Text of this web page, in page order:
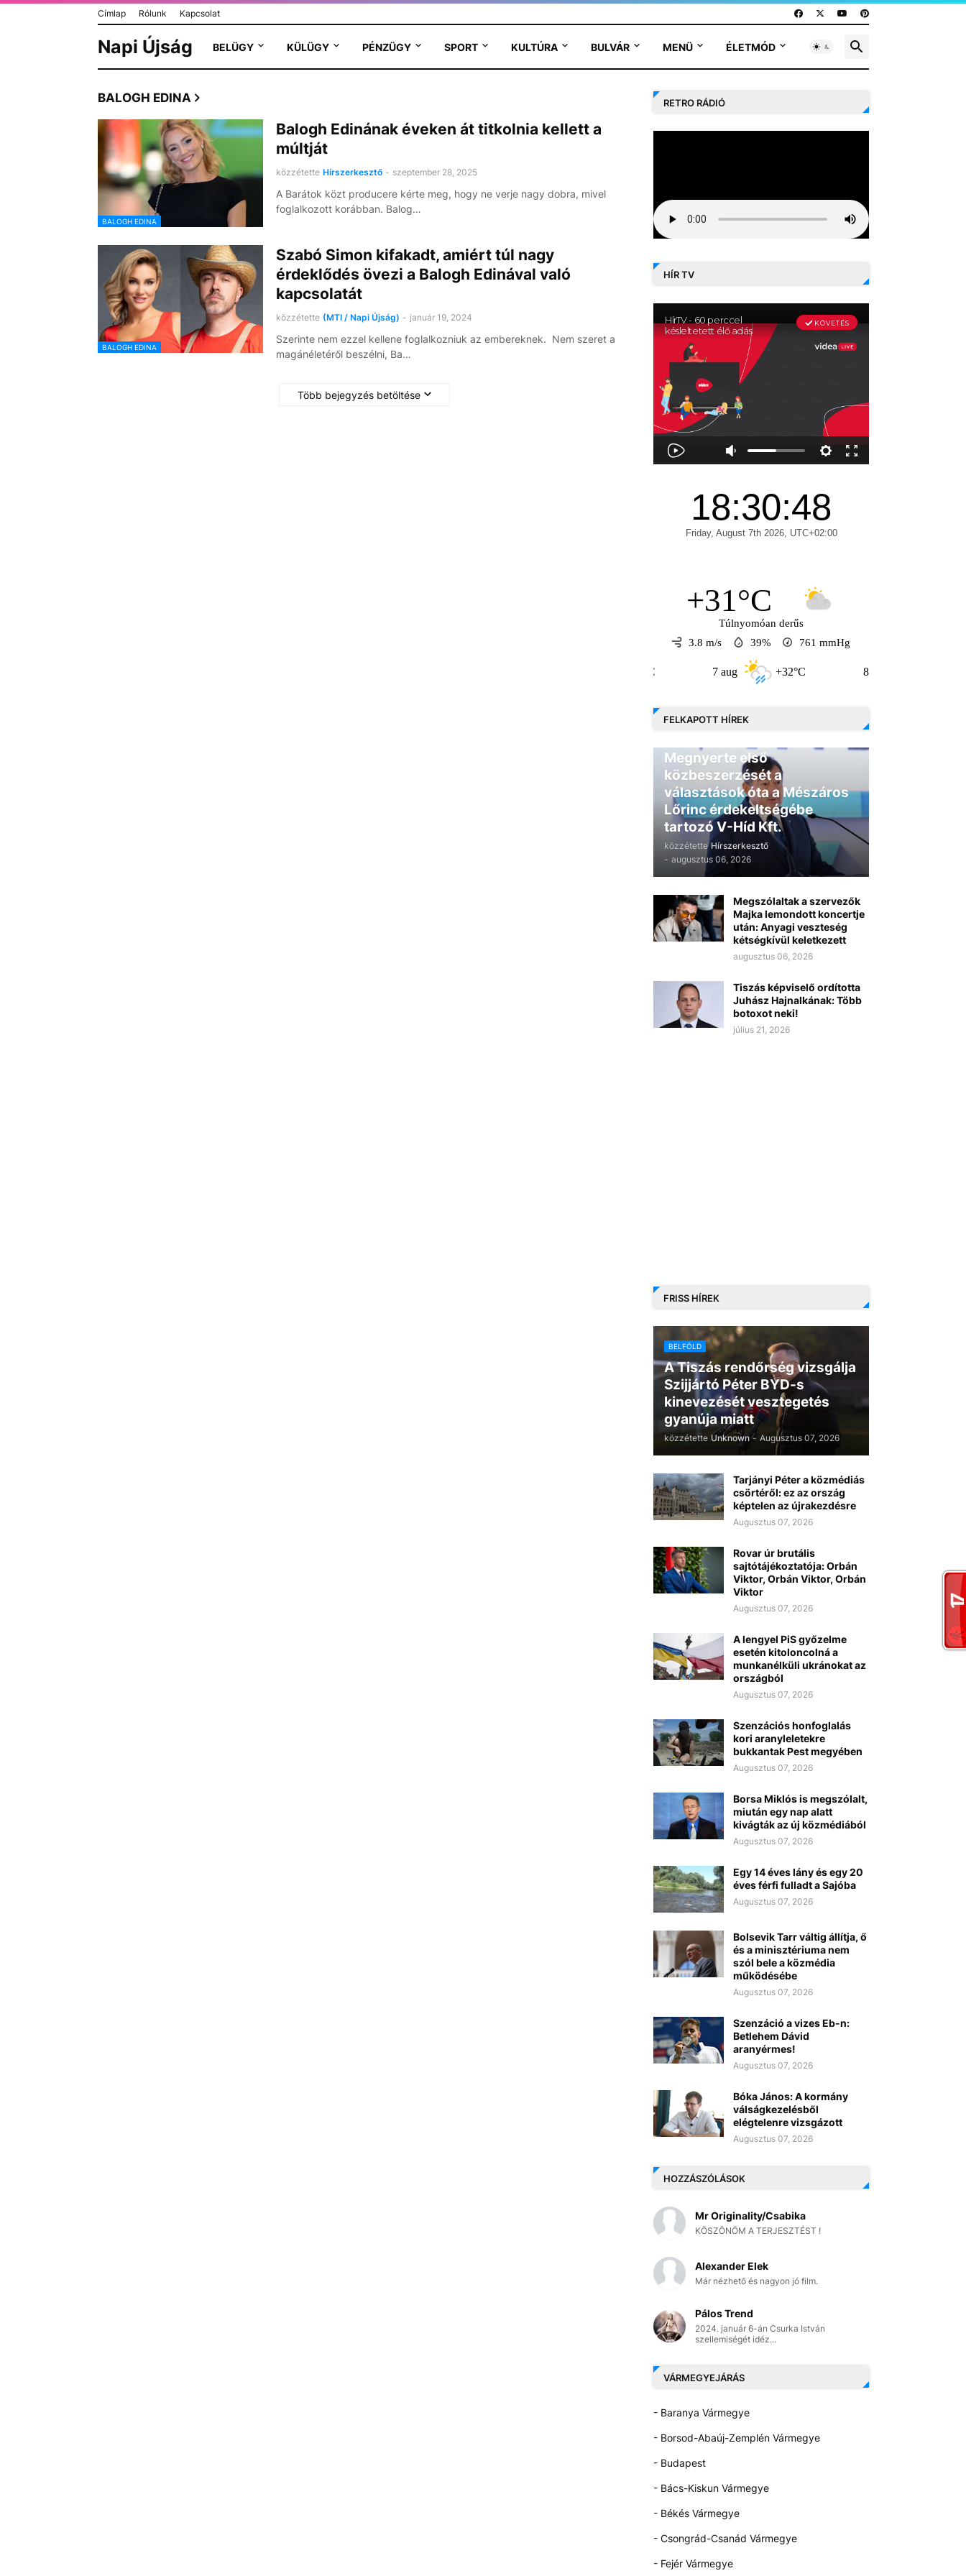
Címlap Rólunk Kapcsolat
Napi Újság BELÜGY KÜLÜGY PÉNZÜGY SPORT KULTÚRA BULVÁR MENÜ ÉLETMÓD
BALOGH EDINA
BALOGH EDINA
Balogh Edinának éveken át titkolnia kellett a
múltját
közzétette Hírszerkesztő - szeptember 28, 2025
A Barátok közt producere kérte meg, hogy ne verje nagy dobra, mivel
foglalkozott korábban. Balog…
BALOGH EDINA
Szabó Simon kifakadt, amiért túl nagy
érdeklődés övezi a Balogh Edinával való
kapcsolatát
közzétette (MTI / Napi Újság) - január 19, 2024
Szerinte nem ezzel kellene foglalkozniuk az embereknek. Nem szeret a
magánéletéről beszélni, Ba…
Több bejegyzés betöltése
RETRO RÁDIÓ
HÍR TV
+31°C
Túlnyomóan derűs
3.8 m/s
39% 761 mmHg
+32°C
FELKAPOTT HÍREK
Megnyerte első
közbeszerzését a
választások óta a Mészáros
Lőrinc érdekeltségébe
tartozó V-Híd Kft.
közzétette Hírszerkesztő
- augusztus 06, 2026
Megszólaltak a szervezők
Majka lemondott koncertje
után: Anyagi veszteség
kétségkívül keletkezett
augusztus 06, 2026
Tiszás képviselő ordította
Juhász Hajnalkának: Több
botoxot neki!
július 21, 2026
FRISS HÍREK
BELFÖLD
A Tiszás rendőrség vizsgálja
Szijjártó Péter BYD-s
kinevezését vesztegetés
gyanúja miatt
közzétette Unknown - Augusztus 07, 2026
Tarjányi Péter a közmédiás
csörtéről: ez az ország
képtelen az újrakezdésre
Augusztus 07, 2026
Rovar úr brutális
sajtótájékoztatója: Orbán
Viktor, Orbán Viktor, Orbán
Viktor
Augusztus 07, 2026
A lengyel PiS győzelme
esetén kitoloncolná a
munkanélküli ukránokat az
országból
Augusztus 07, 2026
Szenzációs honfoglalás
kori aranyleletekre
bukkantak Pest megyében
Augusztus 07, 2026
Borsa Miklós is megszólalt,
miután egy nap alatt
kivágták az új közmédiából
Augusztus 07, 2026
Egy 14 éves lány és egy 20
éves férfi fulladt a Sajóba
Augusztus 07, 2026
Bolsevik Tarr váltig állítja, ő
és a minisztériuma nem
szól bele a közmédia
működésébe
Augusztus 07, 2026
Szenzáció a vizes Eb-n:
Betlehem Dávid
aranyérmes!
Augusztus 07, 2026
Bóka János: A kormány
válságkezelésből
elégtelenre vizsgázott
Augusztus 07, 2026
HOZZÁSZÓLÁSOK
Mr Originality/Csabika
KÖSZÖNÖM A TERJESZTÉST !
Alexander Elek
Már nézhető és nagyon jó film.
Pálos Trend
2024. január 6-án Csurka István
szellemiségét idéz...
VÁRMEGYEJÁRÁS
- Baranya Vármegye
- Borsod-Abaúj-Zemplén Vármegye
- Budapest
- Bács-Kiskun Vármegye
- Békés Vármegye
- Csongrád-Csanád Vármegye
- Fejér Vármegye